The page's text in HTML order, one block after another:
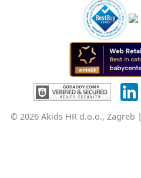
© 2026 Akids HR d.o.o., Zagreb |